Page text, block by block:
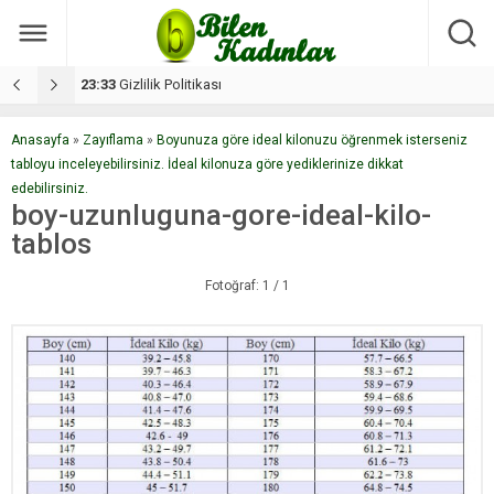
17:08 Dilan, düğününe 5 gün kala hayatını kaybetti
Anasayfa » Zayıflama » Boyunuza göre ideal kilonuzu öğrenmek isterseniz
tabloyu inceleyebilirsiniz. İdeal kilonuza göre yediklerinize dikkat
edebilirsiniz.
boy-uzunluguna-gore-ideal-kilo-
tablos
Fotoğraf: 1 / 1